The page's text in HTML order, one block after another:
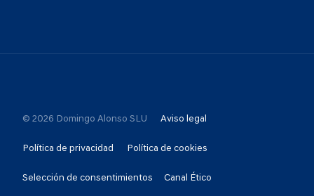
© 2026 Domingo Alonso SLU Aviso legal
Política de privacidad Política de cookies
Selección de consentimientos Canal Ético